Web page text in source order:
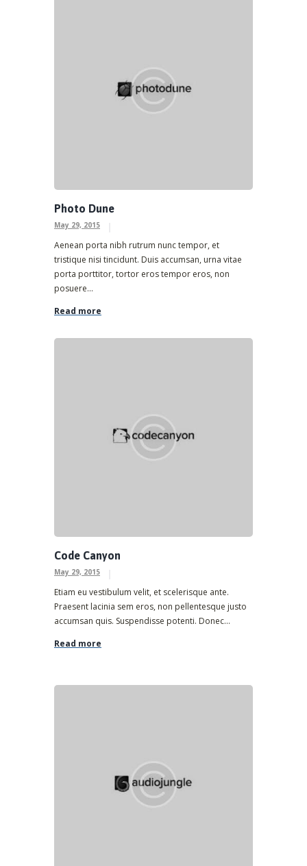
Photo Dune
May 29, 2015
Aenean porta nibh rutrum nunc tempor, et
tristique nisi tincidunt. Duis accumsan, urna vitae
porta porttitor, tortor eros tempor eros, non
posuere...
Read more
Code Canyon
May 29, 2015
Etiam eu vestibulum velit, et scelerisque ante.
Praesent lacinia sem eros, non pellentesque justo
accumsan quis. Suspendisse potenti. Donec...
Read more